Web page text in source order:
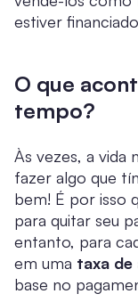
estiver
O que
tempo?
Às vezes, a vida
fazer algo que
bem! É por isso
para quitar seu
entanto, para
em uma taxa de
base no